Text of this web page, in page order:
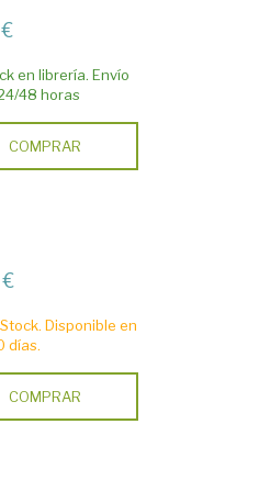
en librería. Envío
48 horas
COMPRAR
Disponible en
días.
COMPRAR